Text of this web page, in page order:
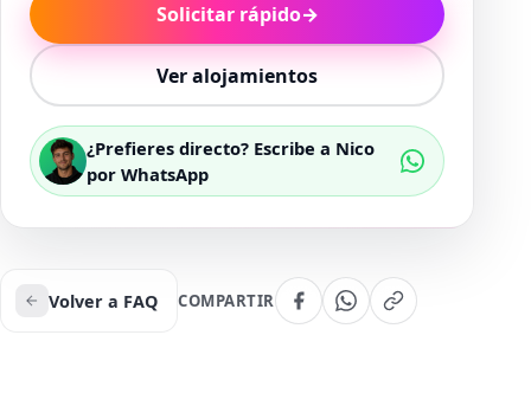
Solicitar rápido→
Ver alojamientos
¿Prefieres directo? Escribe a Nico
por WhatsApp
Volver a FAQ COMPARTIR